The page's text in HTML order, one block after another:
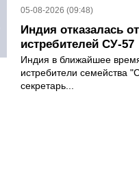
05-08-2026 (09:48)
Индия отказалась
истребителей СУ-57
Индия в ближайшее
истребители семейства
секретарь...